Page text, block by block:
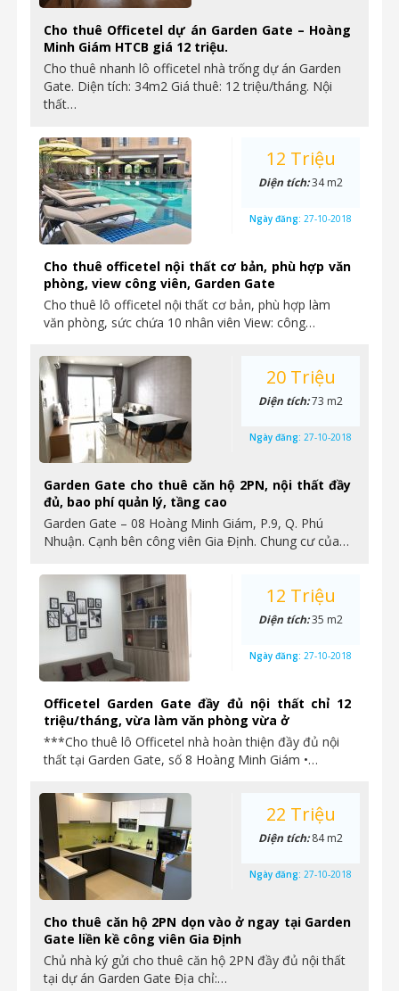
Cho thuê Officetel dự án Garden Gate – Hoàng
Minh Giám HTCB giá 12 triệu.
Cho thuê nhanh lô officetel nhà trống dự án Garden
Gate. Diện tích: 34m2 Giá thuê: 12 triệu/tháng. Nội
thất…
Cho thuê officetel nội thất cơ bản, phù hợp văn
phòng, view công viên, Garden Gate
Cho thuê lô officetel nội thất cơ bản, phù hợp làm
văn phòng, sức chứa 10 nhân viên View: công…
12 Triệu
Diện tích:34 m2
Ngày đăng: 27-10-2018
Garden Gate cho thuê căn hộ 2PN, nội thất đầy
đủ, bao phí quản lý, tầng cao
Garden Gate – 08 Hoàng Minh Giám, P.9, Q. Phú
Nhuận. Cạnh bên công viên Gia Định. Chung cư của…
20 Triệu
Diện tích:73 m2
Ngày đăng: 27-10-2018
Officetel Garden Gate đầy đủ nội thất chỉ 12
triệu/tháng, vừa làm văn phòng vừa ở
***Cho thuê lô Officetel nhà hoàn thiện đầy đủ nội
thất tại Garden Gate, số 8 Hoàng Minh Giám •…
12 Triệu
Diện tích:35 m2
Ngày đăng: 27-10-2018
Cho thuê căn hộ 2PN dọn vào ở ngay tại Garden
Gate liền kề công viên Gia Định
Chủ nhà ký gửi cho thuê căn hộ 2PN đầy đủ nội thất
tại dự án Garden Gate Địa chỉ:…
22 Triệu
Diện tích:84 m2
Ngày đăng: 27-10-2018